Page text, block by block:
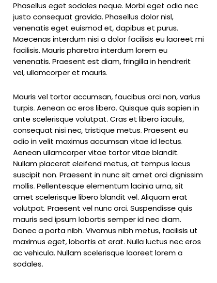
Phasellus eget sodales neque. Morbi eget odio nec
justo consequat gravida. Phasellus dolor nisl,
venenatis eget euismod et, dapibus et purus.
Maecenas interdum nisi a dolor facilisis eu laoreet mi
facilisis. Mauris pharetra interdum lorem eu
venenatis. Praesent est diam, fringilla in hendrerit
vel, ullamcorper et mauris.
Mauris vel tortor accumsan, faucibus orci non, varius
turpis. Aenean ac eros libero. Quisque quis sapien in
ante scelerisque volutpat. Cras et libero iaculis,
consequat nisi nec, tristique metus. Praesent eu
odio in velit maximus accumsan vitae id lectus.
Aenean ullamcorper vitae tortor vitae blandit.
Nullam placerat eleifend metus, at tempus lacus
suscipit non. Praesent in nunc sit amet orci dignissim
mollis. Pellentesque elementum lacinia urna, sit
amet scelerisque libero blandit vel. Aliquam erat
volutpat. Praesent vel nunc orci. Suspendisse quis
mauris sed ipsum lobortis semper id nec diam.
Donec a porta nibh. Vivamus nibh metus, facilisis ut
maximus eget, lobortis at erat. Nulla luctus nec eros
ac vehicula. Nullam scelerisque laoreet lorem a
sodales.